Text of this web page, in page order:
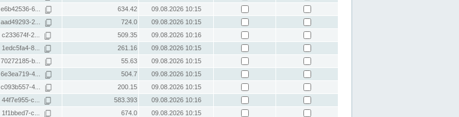
e6b42536-6... 634.42
09.08.2026 10:15
aad49293-2... 724.0
09.08.2026 10:15
c233674f-2... 509.35
09.08.2026 10:16
1edc5fa4-8... 261.16
09.08.2026 10:15
70272185-b... 55.63
09.08.2026 10:15
6e3ea719-4... 504.7
09.08.2026 10:15
c093b557-4... 200.15
09.08.2026 10:15
44f7e955-c... 583.393
09.08.2026 10:16
1f1bbed7-c... 674.0
09.08.2026 10:15